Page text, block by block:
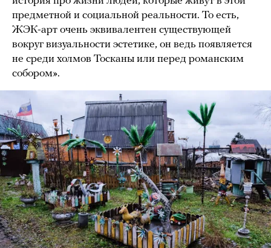
предметной и социальной реальности. То есть,
ЖЭК-арт очень эквивалентен существующей
вокруг визуальности эстетике, он ведь появляется
не среди холмов Тосканы или перед романским
собором».